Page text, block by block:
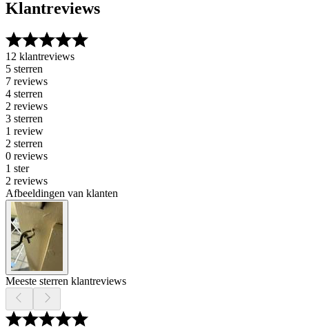
Klantreviews
12 klantreviews
5 sterren
7 reviews
4 sterren
2 reviews
3 sterren
1 review
2 sterren
0 reviews
1 ster
2 reviews
Afbeeldingen van klanten
Meeste sterren klantreviews